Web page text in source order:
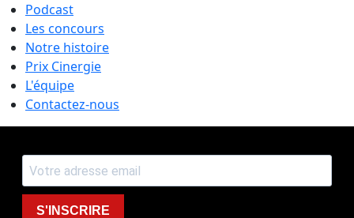
Podcast
Les concours
Notre histoire
Prix Cinergie
L'équipe
Contactez-nous
S'INSCRIRE